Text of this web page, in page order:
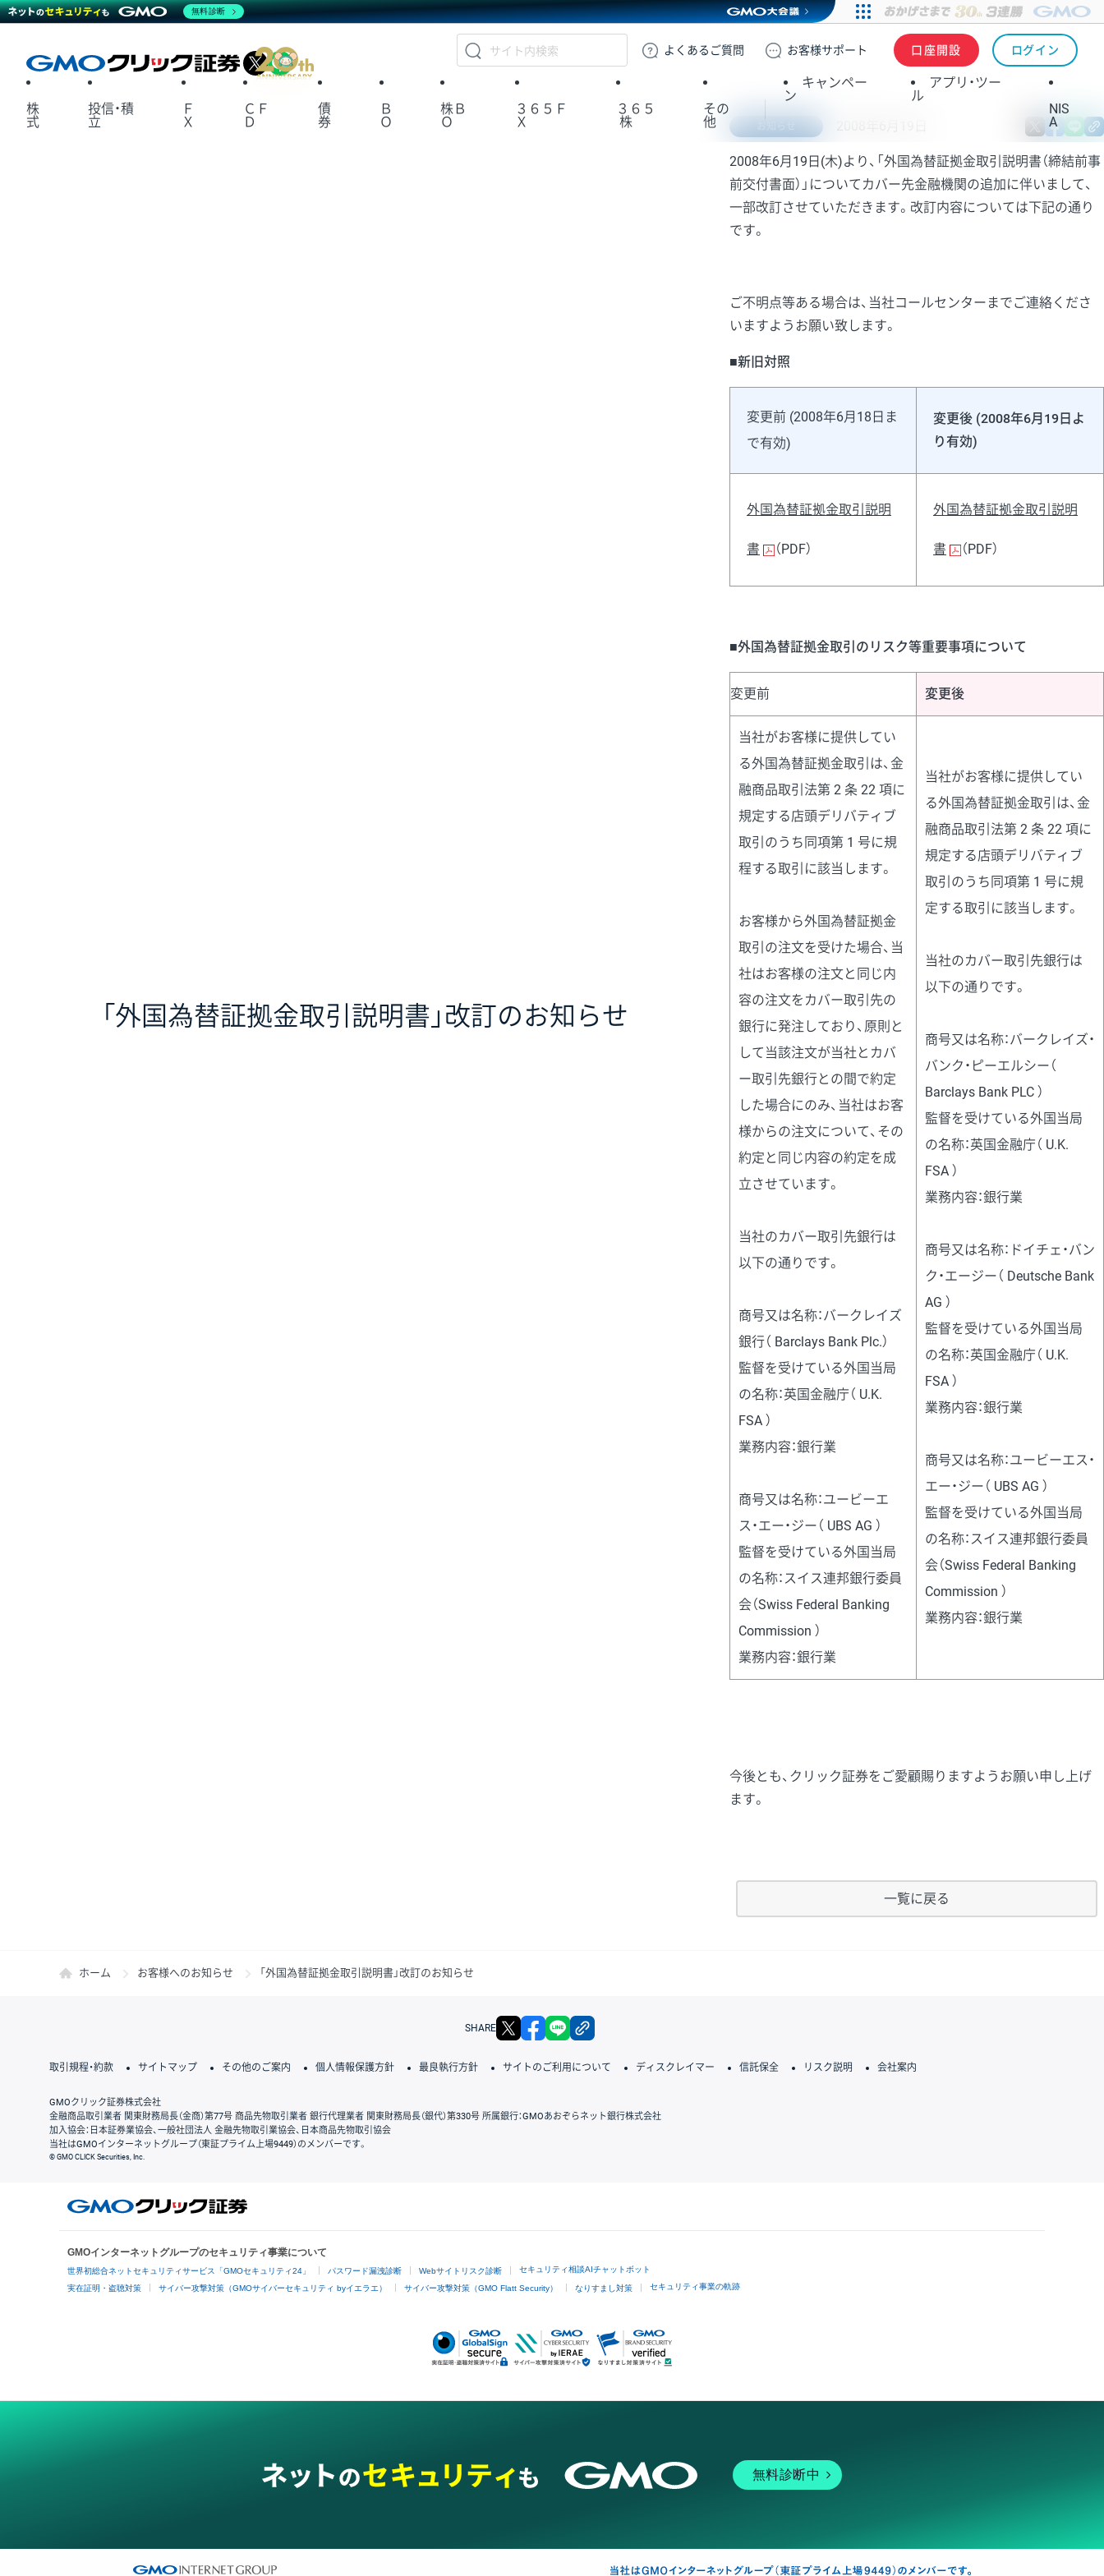
GMOクリック証券
よくある ご質問 お客様サポート 口座開設 ログイン
X
株
式
投信・積
立
Ｆ
Ｘ
ＣＦ
Ｄ
債
券
Ｂ
Ｏ
株Ｂ
Ｏ
３６５Ｆ
Ｘ
３６５
株
その
他
キャンペー
ン
アプリ・ツー
ル
NIS
A
「外国為替証拠金取引説明書」改訂のお知らせ
X
2008年6月19日(木)より、「外国為替証拠金取引説明書（締結前事
前交付書面）」についてカバー先金融機関の追加に伴いまして、
一部改訂させていただきます。改訂内容については下記の通り
です。
ご不明点等ある場合は、当社コールセンターまでご連絡くださ
いますようお願い致します。
■新旧対照
変更前 (2008年6月18日ま
で有効)
変更後 (2008年6月19日よ
り有効)
外国為替証拠金取引説明
書 （PDF）
外国為替証拠金取引説明
書 （PDF）
■外国為替証拠金取引のリスク等重要事項について
変更前 変更後
当社がお客様に提供してい
る外国為替証拠金取引は、金
融商品取引法第 2 条 22 項に
規定する店頭デリバティブ
取引のうち同項第 1 号に規
程する取引に該当します。
お客様から外国為替証拠金
取引の注文を受けた場合、当
社はお客様の注文と同じ内
容の注文をカバー取引先の
銀行に発注しており、原則と
して当該注文が当社とカバ
ー取引先銀行との間で約定
した場合にのみ、当社はお客
様からの注文について、その
約定と同じ内容の約定を成
立させています。
当社のカバー取引先銀行は
以下の通りです。
商号又は名称：バークレイズ
銀行（ Barclays Bank Plc.）
監督を受けている外国当局
の名称：英国金融庁（ U.K.
FSA ）
業務内容：銀行業
商号又は名称：ユービーエ
ス・エー・ジー（ UBS AG ）
監督を受けている外国当局
の名称：スイス連邦銀行委員
会（Swiss Federal Banking
Commission ）
業務内容：銀行業
当社がお客様に提供してい
る外国為替証拠金取引は、金
融商品取引法第 2 条 22 項に
規定する店頭デリバティブ
取引のうち同項第 1 号に規
定する取引に該当します。
当社のカバー取引先銀行は
以下の通りです。
商号又は名称：バークレイズ・
バンク・ピーエルシー（
Barclays Bank PLC ）
監督を受けている外国当局
の名称：英国金融庁（ U.K.
FSA ）
業務内容：銀行業
商号又は名称：ドイチェ・バン
ク・エージー（ Deutsche Bank
AG ）
監督を受けている外国当局
の名称：英国金融庁（ U.K.
FSA ）
業務内容：銀行業
商号又は名称：ユービーエス・
エー・ジー（ UBS AG ）
監督を受けている外国当局
の名称：スイス連邦銀行委員
会（Swiss Federal Banking
Commission ）
業務内容：銀行業
今後とも、クリック証券をご愛顧賜りますようお願い申し上げ
ます。
一覧に戻る
ホーム お客様へのお知らせ 「外国為替証拠金取引説明書」改訂のお知らせ
SHARE X facebook
取引規程・約款 サイトマップ その他のご案内 個人情報保護方針 最良執行方針 サイトのご利用について ディスクレイマー 信託保全 リスク説明 会社案内
GMOクリック証券株式会社
金融商品取引業者 関東財務局長（金商）第77号 商品先物取引業者 銀行代理業者 関東財務局長（銀代）第330号 所属銀行：GMOあおぞらネット銀行株式会社
加入協会：日本証券業協会、一般社団法人 金融先物取引業協会、日本商品先物取引協会
当社はGMOインターネットグループ（東証プライム上場9449）のメンバーです。
© GMO CLICK Securities, Inc.
GMOインターネットグループのセキュリティ事業について
世界初総合ネットセキュリティサービス「GMOセキュリティ24」 パスワード漏洩診断 Webサイトリスク診断 セキュリティ相談AIチャットボット
実在証明・盗聴対策 サイバー攻撃対策（GMOサイバーセキュリティ byイエラエ） サイバー攻撃対策（GMO Flatt Security） なりすまし対策 セキュリティ事業の軌跡
無料診断中
無料診断